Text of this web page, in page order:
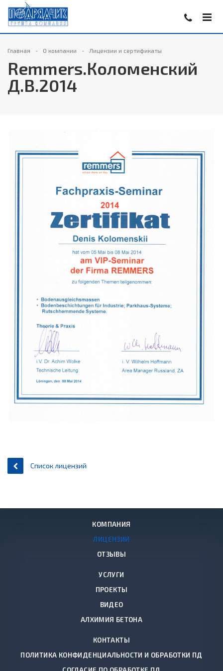
Главная О компании Лицензии и сертификаты
Remmers.Коломенский
Д.В.2014
Список лицензий
КОМПАНИЯ
ЛИЦЕНЗИИ
ОТЗЫВЫ
УСЛУГИ
ПРОЕКТЫ
ВИДЕО
АЛХИМИЯ БЕТОНА
КОНТАКТЫ
ПОЛИТИКА КОНФИДЕНЦИАЛЬНОСТИ И ОБРАБОТКИ ПД